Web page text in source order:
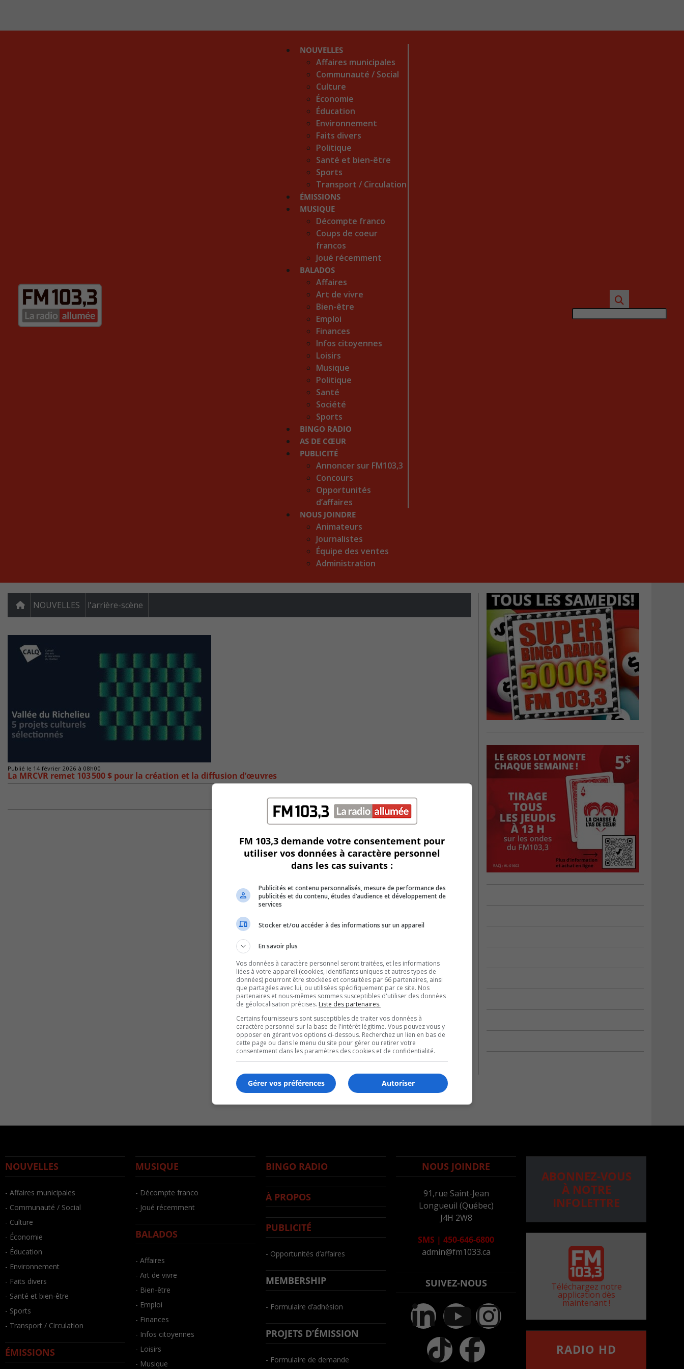
NOUVELLES
Affaires municipales
Communauté / Social
Culture
Économie
Éducation
Environnement
Faits divers
Politique
Santé et bien-être
Sports
Transport / Circulation
ÉMISSIONS
MUSIQUE
Décompte franco
Coups de coeur
francos
Joué récemment
BALADOS
Affaires
Art de vivre
Bien-être
Emploi
Finances
Infos citoyennes
Loisirs
Musique
Politique
Santé
Société
Sports
BINGO RADIO
AS DE CŒUR
PUBLICITÉ
Annoncer sur FM103,3
Concours
Opportunités
d’affaires
NOUS JOINDRE
Animateurs
Journalistes
Équipe des ventes
Administration
NOUVELLES l'arrière-scène
Publié le 14 février 2026 à 08h00
La MRCVR remet 103 500 $ pour la création et la diffusion d’œuvres
NOUVELLES
- Affaires municipales
- Communauté / Social
- Culture
- Économie
- Éducation
- Environnement
- Faits divers
- Santé et bien-être
- Sports
- Transport / Circulation
ÉMISSIONS
MUSIQUE
- Décompte franco
- Joué récemment
BALADOS
- Affaires
- Art de vivre
- Bien-être
- Emploi
- Finances
- Infos citoyennes
- Loisirs
- Musique
BINGO RADIO
À PROPOS
PUBLICITÉ
- Opportunités d’affaires
MEMBERSHIP
- Formulaire d’adhésion
PROJETS D’ÉMISSION
- Formulaire de demande
NOUS JOINDRE
91,rue Saint-Jean
Longueuil (Québec)
J4H 2W8
SMS | 450-646-6800
admin@fm1033.ca
SUIVEZ-NOUS
ABONNEZ-VOUS
À NOTRE
INFOLETTRE
Téléchargez notre
application dès
maintenant !
RADIO HD
FM 103,3 demande votre consentement pour
utiliser vos données à caractère personnel
dans les cas suivants :
Publicités et contenu personnalisés, mesure de performance des
publicités et du contenu, études d’audience et développement de
services
Stocker et/ou accéder à des informations sur un appareil
En savoir plus
Vos données à caractère personnel seront traitées, et les informations
liées à votre appareil (cookies, identifiants uniques et autres types de
données) pourront être stockées et consultées par 66 partenaires, ainsi
que partagées avec lui, ou utilisées spécifiquement par ce site. Nos
partenaires et nous-mêmes sommes susceptibles d'utiliser des données
de géolocalisation précises. Liste des partenaires.
Certains fournisseurs sont susceptibles de traiter vos données à
caractère personnel sur la base de l'intérêt légitime. Vous pouvez vous y
opposer en gérant vos options ci-dessous. Recherchez un lien en bas de
cette page ou dans le menu du site pour gérer ou retirer votre
consentement dans les paramètres des cookies et de confidentialité.
Autoriser
Gérer vos préférences